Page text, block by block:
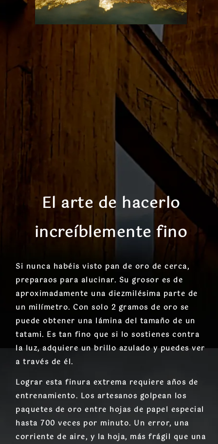
El arte de hacerlo
increíblemente fino
Si nunca habéis visto pan de oro de cerca,
preparaos para alucinar. Su grosor es de
aproximadamente una diezmilésima parte de
un milímetro. Con solo 2 gramos de oro se
puede obtener una lámina del tamaño de un
tatami. Es tan fino que si lo sostienes contra
la luz, adquiere un brillo azulado y puedes ver
a través de él.
Lograr esta finura extrema requiere años de
entrenamiento. Los artesanos golpean los
paquetes de oro entre hojas de papel especial
hasta 700 veces por minuto. Un error, una
corriente de aire, y la hoja, más frágil que una